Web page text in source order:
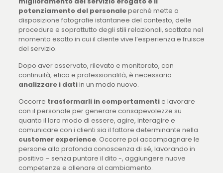
potenziamento del personaleperché mette a
disposizione fotografie istantanee del contesto, delle
procedure e soprattutto degli stili relazionali, scattate nel
momento esatto in cui il cliente vive l’esperienza e fruisce
del servizio.
Dopo aver osservato, rilevato e monitorato, con
continuità, etica e professionalità, è necessario
analizzare i datiin un modo nuovo.
Occorre trasformarli in comportamentie lavorare
con il personale per generare consapevolezze su
quanto il loro modo di essere, agire, interagire e
comunicare con i clienti sia il fattore determinante nella
customer experience. Occorre poi accompagnare le
persone alla profonda conoscenza di sé, lavorando in
positivo – senza puntare il dito -, aggiungere nuove
competenze e allenare al cambiamento.